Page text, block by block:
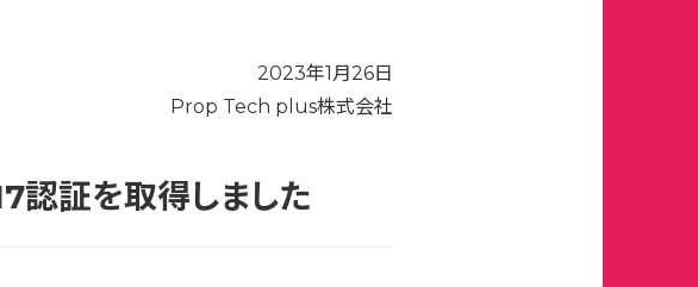
2023年1月26日
Prop Tech plus株式会社
認証を取得しました